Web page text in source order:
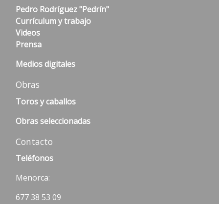
Pedro Rodríguez "Pedrín"
Currículum y trabajo
Videos
Prensa
Medios digitales
Obras
Toros y caballos
Obras seleccionadas
Contacto
Teléfonos
Menorca:
677 38 53 09